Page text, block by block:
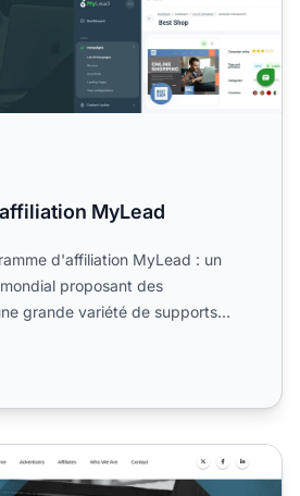
MyLead
d'affiliation MyLead : un
proposant des
grande variété de supports
Affiliate Interactive